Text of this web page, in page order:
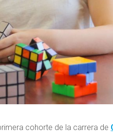
cohorte de la carrera de